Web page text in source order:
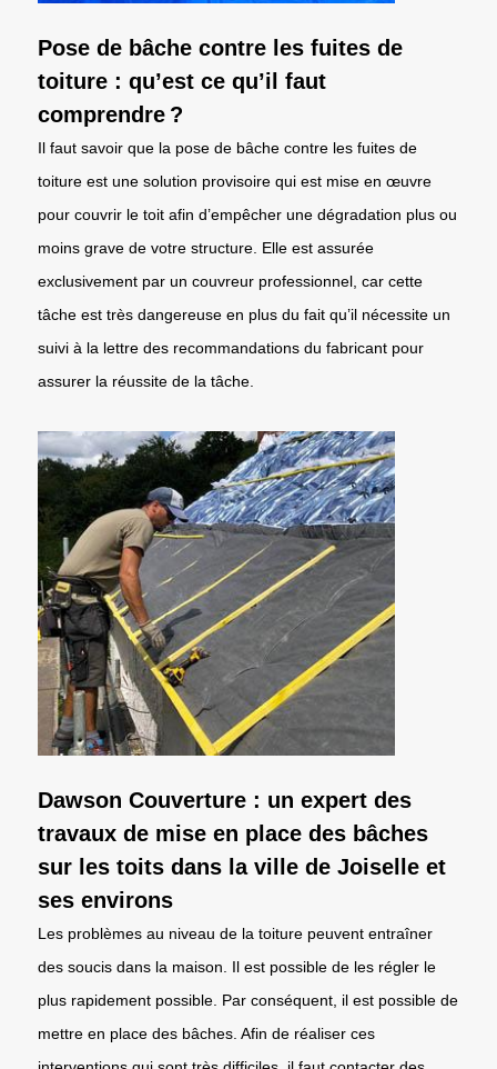
Pose de bâche contre les fuites de
toiture : qu’est ce qu’il faut
comprendre ?
Il faut savoir que la pose de bâche contre les fuites de
toiture est une solution provisoire qui est mise en œuvre
pour couvrir le toit afin d’empêcher une dégradation plus ou
moins grave de votre structure. Elle est assurée
exclusivement par un couvreur professionnel, car cette
tâche est très dangereuse en plus du fait qu’il nécessite un
suivi à la lettre des recommandations du fabricant pour
assurer la réussite de la tâche.
Dawson Couverture : un expert des
travaux de mise en place des bâches
sur les toits dans la ville de Joiselle et
ses environs
Les problèmes au niveau de la toiture peuvent entraîner
des soucis dans la maison. Il est possible de les régler le
plus rapidement possible. Par conséquent, il est possible de
mettre en place des bâches. Afin de réaliser ces